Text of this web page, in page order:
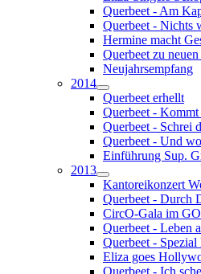
Querbeet - Am
Querbeet - Nichts
Hermine macht
Querbeet zu
Neujahrsempfang
2014
Querbeet erhellt
Querbeet -
Querbeet - Schrei
Querbeet - Und
Einführung Sup.
2013
Kantoreikonzert
Querbeet - Durch
CircO-Gala im
Querbeet - Leben
Querbeet -
Eliza goes
Querbeet - Ich